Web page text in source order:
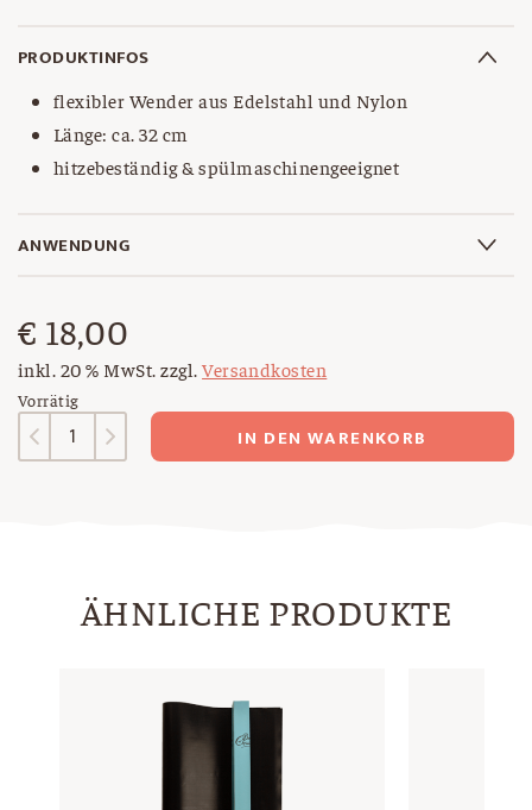
€ 18,00
inkl. 20 % MwSt. zzgl.Versandkosten
Vorrätig
Pfannenwender
Menge
IN DEN WARENKORB
PRODUKTINFOS
flexibler Wender aus Edelstahl und Nylon
Länge: ca. 32 cm
hitzebeständig & spülmaschinengeeignet
ANWENDUNG
ÄHNLICHE PRODUKTE